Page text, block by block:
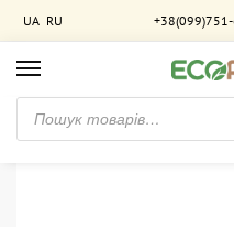
UA RU
Головна / Термочохли Термочохол